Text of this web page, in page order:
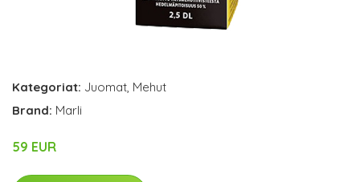
Kategoriat: Juomat, Mehut
Brand: Marli
59 EUR